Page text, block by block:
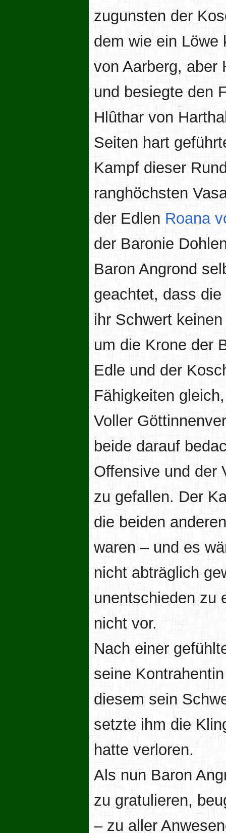
zugunsten der
dem wie ein Löwe
von Aarberg, aber
und besiegte den
Hlûthar von
Seiten hart
Kampf dieser
ranghöchsten
der Edlen Roana
der Baronie
Baron Angrond
geachtet, dass
ihr Schwert
um die Krone der
Edle und der
Fähigkeiten
Voller
beide darauf
Offensive und der
zu gefallen. Der
die beiden
waren – und es
nicht abträglich
unentschieden zu
nicht vor.
Nach einer
seine
diesem sein
setzte ihm die
hatte verloren.
Als nun Baron
zu gratulieren,
– zu aller